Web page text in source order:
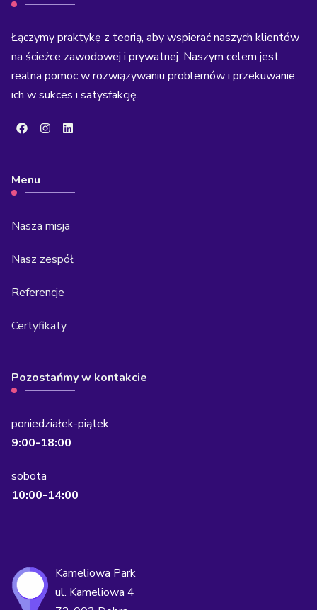
Łączymy praktykę z teorią, aby wspierać naszych klientów
na ścieżce zawodowej i prywatnej. Naszym celem jest
realna pomoc w rozwiązywaniu problemów i przekuwanie
ich w sukces i satysfakcję.
Menu
Nasza misja
Nasz zespół
Referencje
Certyfikaty
Pozostańmy w kontakcie
poniedziałek-piątek
9:00-18:00
sobota
10:00-14:00
Kameliowa Park
ul. Kameliowa 4